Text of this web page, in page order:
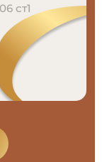
ст1